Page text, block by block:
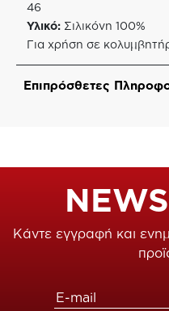
46
Υλικό:Σιλικόνη 100%
Για χρήση σε
Επιπρόσθετες
Κάντε εγγραφή και